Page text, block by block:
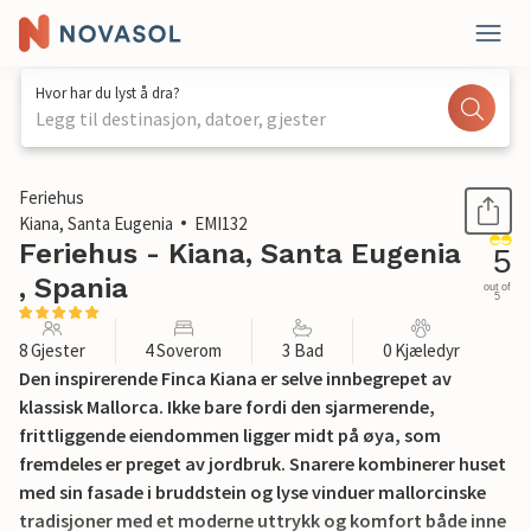
Hvor har du lyst å dra?
Legg til destinasjon, datoer, gjester
1 / 39
Feriehus
Kiana, Santa Eugenia
EMI132
Feriehus - Kiana, Santa Eugenia
, Spania
5
out of
5
8 Gjester 4 Soverom 3 Bad 0 Kjæledyr
Den inspirerende Finca Kiana er selve innbegrepet av
klassisk Mallorca. Ikke bare fordi den sjarmerende,
frittliggende eiendommen ligger midt på øya, som
fremdeles er preget av jordbruk. Snarere kombinerer huset
med sin fasade i bruddstein og lyse vinduer mallorcinske
tradisjoner med et moderne uttrykk og komfort både inne